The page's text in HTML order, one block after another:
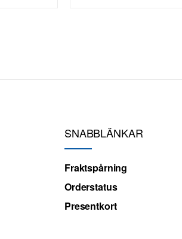
SNABBLÄNKAR
Fraktspårning
Orderstatus
Presentkort